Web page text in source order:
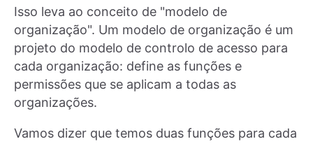
Isso leva ao conceito de "modelo de
organização". Um modelo de organização é um
projeto do modelo de controlo de acesso para
cada organização: define as funções e
permissões que se aplicam a todas as
organizações.
Vamos dizer que temos duas funções para cada